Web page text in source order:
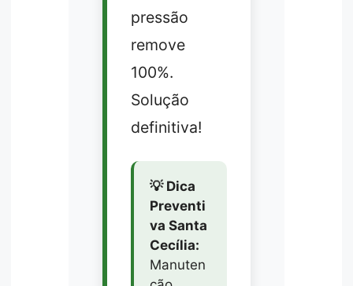
pressão
remove
100%.
Solução
definitiva!
💡 Dica
Preventi
va Santa
Cecília:
Manuten